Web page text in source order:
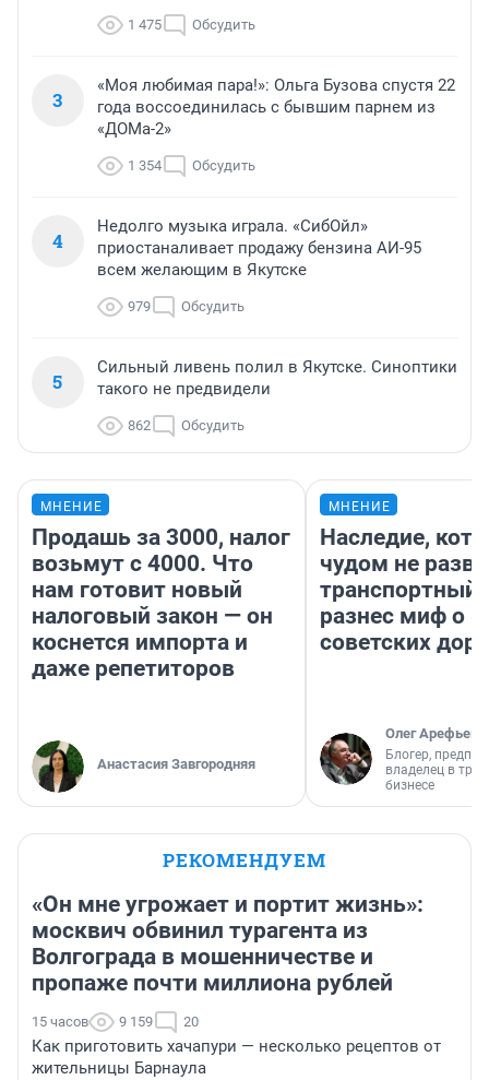
1 475 Обсудить
3
«Моя любимая пара!»: Ольга Бузова спустя 22
года воссоединилась с бывшим парнем из
«ДОМа-2»
1 354 Обсудить
4
Недолго музыка играла. «СибОйл»
приостаналивает продажу бензина АИ-95
всем желающим в Якутске
979 Обсудить
5
Сильный ливень полил в Якутске. Синоптики
такого не предвидели
862 Обсудить
МНЕНИЕ
Продашь за 3000, налог
возьмут с 4000. Что
нам готовит новый
налоговый закон — он
коснется импорта и
даже репетиторов
Анастасия Завгородняя
МНЕНИЕ
Наследие,
чудом не
транспортный
разнес миф о
советских
Олег Арефьев
Блогер,
владелец в
бизнесе
РЕКОМЕНДУЕМ
«Он мне угрожает и портит жизнь»:
москвич обвинил турагента из
Волгограда в мошенничестве и
пропаже почти миллиона рублей
15 часов 9 159 20
Как приготовить хачапури — несколько рецептов от
жительницы Барнаула